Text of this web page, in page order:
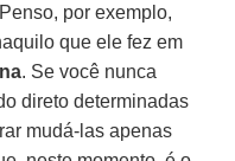
por exemplo,
que ele fez em
. Se você nunca
direto determinadas
mudá-las apenas